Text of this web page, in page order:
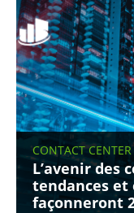
CONTACT CENTER
L’avenir des
tendances
façonneront